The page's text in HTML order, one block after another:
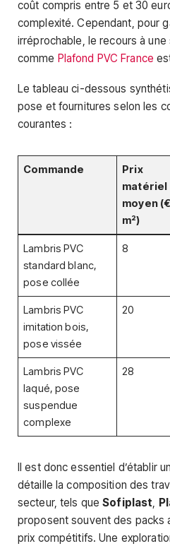
coût compris entre 5 et 30
complexité. Cependant, pour
irréprochable, le recours à
comme Plafond PVC France
Le tableau ci-dessous
pose et fournitures selon les
courantes :
Commande
Prix
matériel
moyen (€
m²)
Lambris PVC
standard blanc,
pose collée
8
Lambris PVC
imitation bois,
pose vissée
20
Lambris PVC
laqué, pose
suspendue
complexe
28
Il est donc essentiel d’établir
détaille la composition des
secteur, tels queSofiplast,
proposent souvent des packs
prix compétitifs. Une